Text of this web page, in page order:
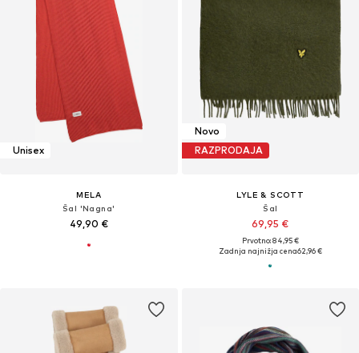
Unisex
MELA
Šal 'Nagna'
49,90 €
Novo
RAZPRODAJA
LYLE & SCOTT
Šal
69,95 €
Prvotno: 84,95 €
Zadnja najnižja cena62,96 €